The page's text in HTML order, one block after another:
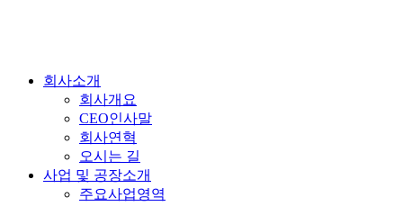
회사소개
회사개요
CEO인사말
회사연혁
오시는 길
사업 및 공장소개
주요사업영역